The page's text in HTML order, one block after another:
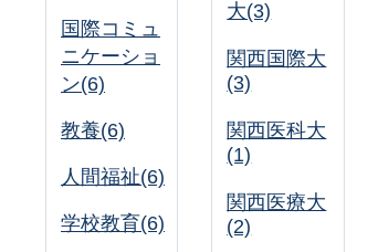
国際コミュ
ニケーショ
ン(6)
教養(6)
人間福祉(6)
学校教育(6)
大(3)
関西国際大
(3)
関西医科大
(1)
関西医療大
(2)